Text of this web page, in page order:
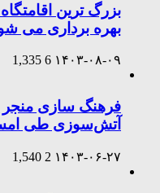
بزرگ ترین
بهره برداری می
۱۴۰۳-۰۸-۰۹ 6
1,335
آتش‌سوزی طی
۱۴۰۳-۰۶-۲۷ 2
1,540